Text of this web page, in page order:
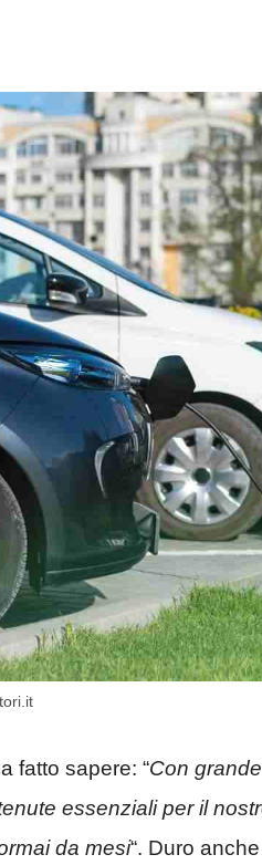
fatto sapere: “Con
essenziali per il
da mesi“. Duro